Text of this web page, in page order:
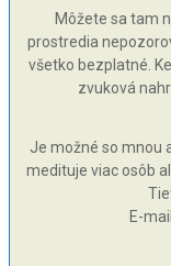
Môžete sa tam
prostredia
všetko bezplatné.
zvuková
Je možné so mnou
medituje viac osôb
E-